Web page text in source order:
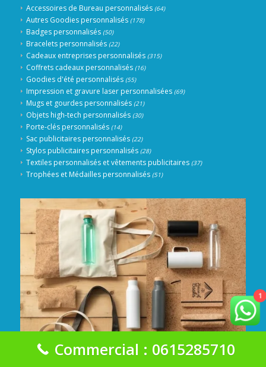
Accessoires de Bureau personnalisés (64)
Autres Goodies personnalisés (178)
Badges personnalisés (50)
Bracelets personnalisés (22)
Cadeaux entreprises personnalisés (315)
Coffrets cadeaux personnalisés (16)
Goodies d'été personnalisés (55)
Impression et gravure laser personnalisées (69)
Mugs et gourdes personnalisés (21)
Objets high-tech personnalisés (30)
Porte-clés personnalisés (14)
Sac publicitaires personnalisés (22)
Stylos publicitaires personnalisés (28)
Textiles personnalisés et vêtements publicitaires (37)
Trophées et Médailles personnalisés (51)
1
Commercial : 0615285710